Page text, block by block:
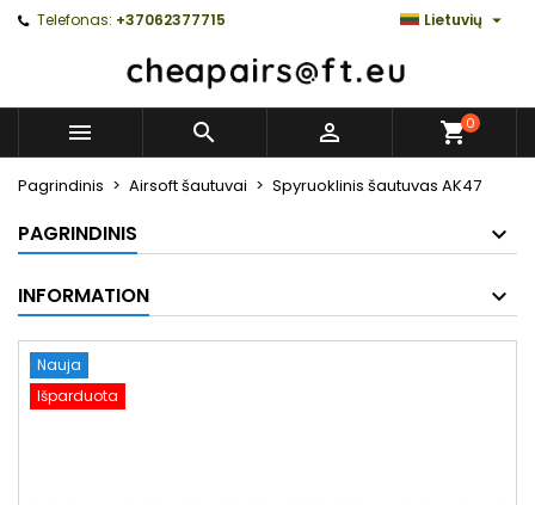
Telefonas: +37062377715 Lietuvių 
   0
Pagrindinis Airsoft šautuvai Spyruoklinis šautuvas AK47
PAGRINDINIS
INFORMATION
Nauja
Išparduota